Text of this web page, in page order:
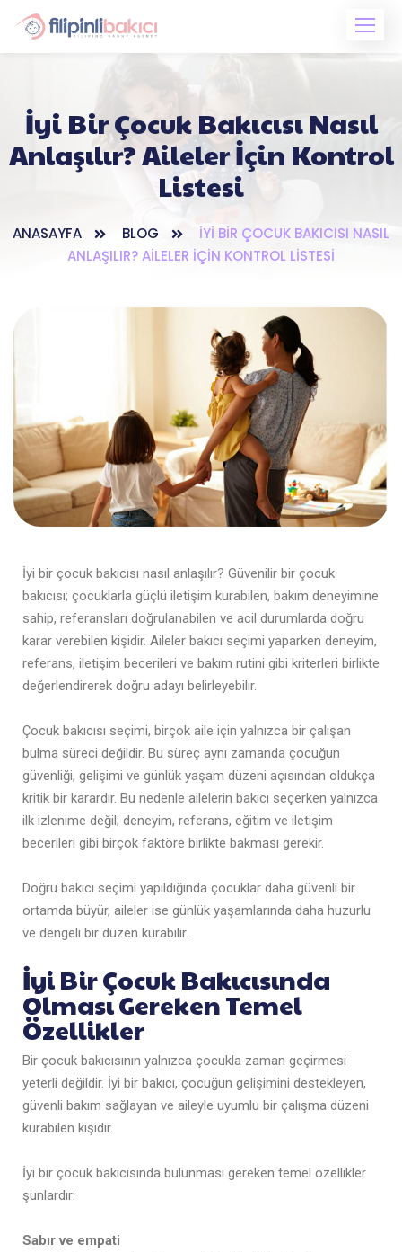
İyi Bir Çocuk Bakıcısı Nasıl
Anlaşılır? Aileler İçin Kontrol
Listesi
ANASAYFA BLOG
İYI BIR ÇOCUK BAKICISI NASIL
ANLAŞILIR? AILELER İÇIN KONTROL LISTESI
İyi bir çocuk bakıcısı nasıl anlaşılır? Güvenilir bir çocuk
bakıcısı; çocuklarla güçlü iletişim kurabilen, bakım deneyimine
sahip, referansları doğrulanabilen ve acil durumlarda doğru
karar verebilen kişidir. Aileler bakıcı seçimi yaparken deneyim,
referans, iletişim becerileri ve bakım rutini gibi kriterleri birlikte
değerlendirerek doğru adayı belirleyebilir.
Çocuk bakıcısı seçimi, birçok aile için yalnızca bir çalışan
bulma süreci değildir. Bu süreç aynı zamanda çocuğun
güvenliği, gelişimi ve günlük yaşam düzeni açısından oldukça
kritik bir karardır. Bu nedenle ailelerin bakıcı seçerken yalnızca
ilk izlenime değil; deneyim, referans, eğitim ve iletişim
becerileri gibi birçok faktöre birlikte bakması gerekir.
Doğru bakıcı seçimi yapıldığında çocuklar daha güvenli bir
ortamda büyür, aileler ise günlük yaşamlarında daha huzurlu
ve dengeli bir düzen kurabilir.
İyi Bir Çocuk Bakıcısında
Olması Gereken Temel
Özellikler
Bir çocuk bakıcısının yalnızca çocukla zaman geçirmesi
yeterli değildir. İyi bir bakıcı, çocuğun gelişimini destekleyen,
güvenli bakım sağlayan ve aileyle uyumlu bir çalışma düzeni
kurabilen kişidir.
İyi bir çocuk bakıcısında bulunması gereken temel özellikler
şunlardır:
Sabır ve empati